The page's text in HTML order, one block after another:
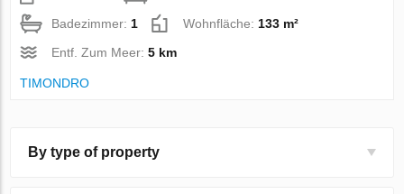
Badezimmer: 1 Wohnfläche: 133 m²
Entf. Zum Meer:5 km
TIMONDRO
By type of property